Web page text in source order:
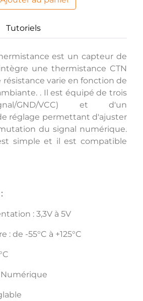
Tutoriels
est un capteur de
une thermistance CTN
résistance varie en fonction de
. Il est équipé de trois
GND/VCC) et d'un
réglage permettant d'ajuster
du signal numérique.
simple et il est compatible
: 3,3V à 5V
: de -55°C à +125°C
Numérique